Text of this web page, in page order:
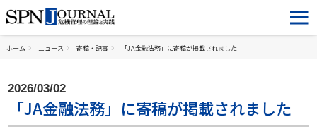
ホーム ニュース 寄稿・記事 「JA金融法務」に寄稿が掲載されました
2026/03/02
「JA金融法務」に寄稿が掲載されました